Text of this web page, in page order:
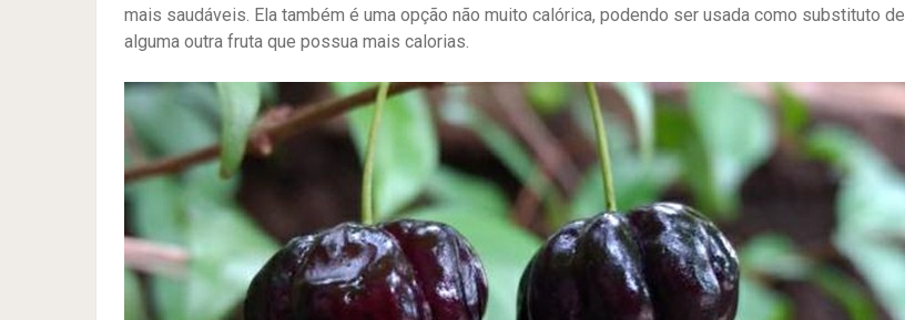
mais saudáveis. Ela também é uma opção não muito calórica, podendo ser usada como substituto de
alguma outra fruta que possua mais calorias.